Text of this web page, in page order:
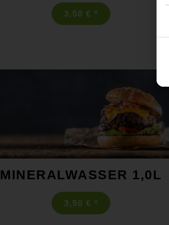
3,50 € *
MINERALWASSER 1,0L
3,50 € *